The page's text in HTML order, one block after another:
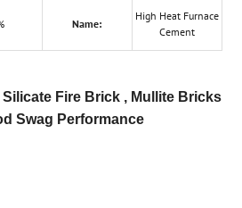
Name:
High Heat Furnace
Cement
Fire Brick , Mullite Bricks
Swag Performance